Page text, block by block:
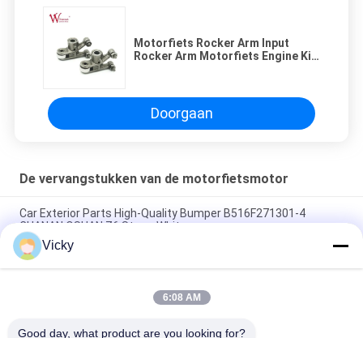
Motorfiets Rocker Arm Input
Rocker Arm Motorfiets Engine Kit
Doorgaan
De vervangstukken van de motorfietsmotor
Car Exterior Parts High-Quality Bumper B516F271301-4
CHANAN OSHAN​ Z6 Starry White
Startmotor Honda EX5 Motorfiets motor onderdelen
goedkoop groothandel met hoge prestaties
Motorfietsversteker voor CPR8EAIX-9 China Leveranciers
Vicky
6:08 AM
Good day, what product are you looking for?